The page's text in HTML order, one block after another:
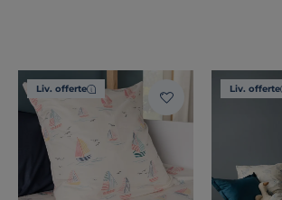
Liv. offerte Liv. offerte